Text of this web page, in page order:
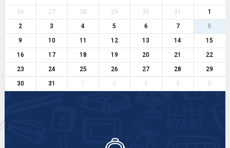
26 27 28 29 30 31
1
2
3 4 5 6 7
8
9
10 11 12 13 14
15
16
17 18 19 20 21
22
23
24 25 26 27 28
29
30
31 1 2 3 4 5